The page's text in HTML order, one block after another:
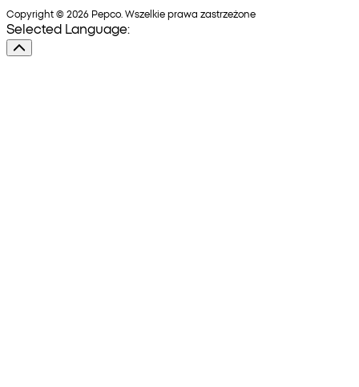
Copyright © 2026 Pepco. Wszelkie prawa zastrzeżone
Selected Language: